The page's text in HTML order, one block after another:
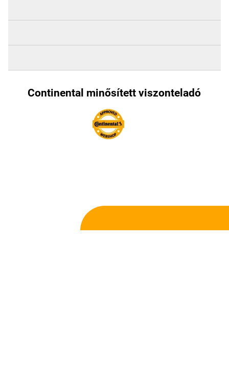
Continental minősített viszonteladó